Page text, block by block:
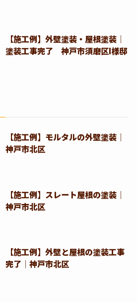
【施工例】外壁塗装・屋根塗装｜
塗装工事完了 神戸市須磨区I様邸
【施工例】モルタルの外壁塗装｜
神戸市北区
【施工例】スレート屋根の塗装｜
神戸市北区
【施工例】外壁と屋根の塗装工事
完了｜神戸市北区